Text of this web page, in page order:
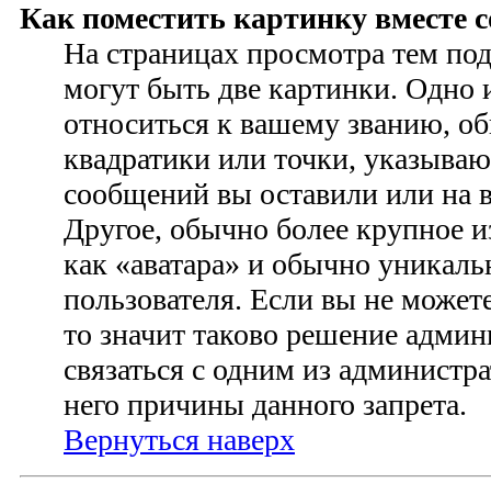
Как поместить картинку вместе
На страницах просмотра тем
могут быть две картинки. Одно
относиться к вашему званию,
квадратики или точки,
сообщений вы оставили или на
Другое, обычно более крупное
как «аватара» и обычно
пользователя. Если вы не
то значит таково решение
связаться с одним из
него причины данного запрета.
Вернуться наверх